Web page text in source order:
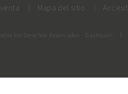
Mapa del sitio
los Derechos Reservados - Gastrouni